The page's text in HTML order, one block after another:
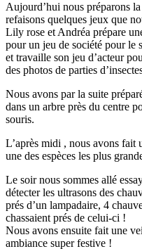
Aujourd’hui nous préparons
refaisons quelques jeux que
Lily rose et Andréa prépare
pour un jeu de société pour le
et travaille son jeu d’acteur
des photos de parties
Nous avons par la suite
dans un arbre près du centre
souris.
L’après midi , nous avons fait
une des espèces les plus
Le soir nous sommes allé
détecter les ultrasons des
prés d’un lampadaire, 4
chassaient prés de celui-ci !
Nous avons ensuite fait une
ambiance super festive !